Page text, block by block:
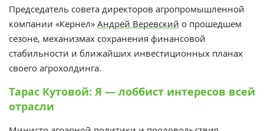
Председатель совета директоров агропромышленной
компании «Кернел» Андрей Веревский о прошедшем
сезоне, механизмах сохранения финансовой
стабильности и ближайших инвестиционных планах
своего агрохолдинга.
Тарас Кутовой: Я — лоббист интересов всей
отрасли